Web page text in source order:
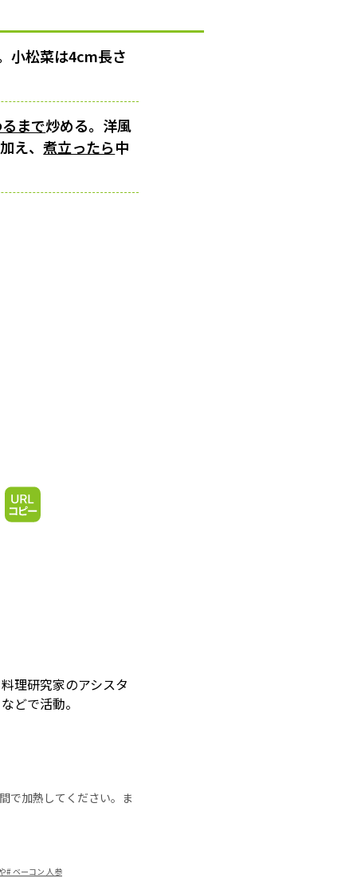
小松菜は4cm長さ
まで炒める。洋風
え、煮立ったら中
理研究家のアシスタ
どで活動。
で加熱してください。ま
#ベーコン 人参